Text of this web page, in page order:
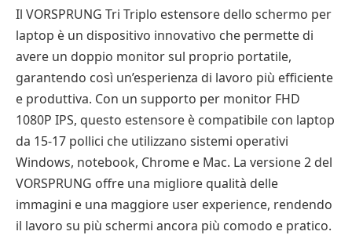
Il VORSPRUNG Tri Triplo estensore dello schermo per
laptop è un dispositivo innovativo che permette di
avere un doppio monitor sul proprio portatile,
garantendo così un’esperienza di lavoro più efficiente
e produttiva. Con un supporto per monitor FHD
1080P IPS, questo estensore è compatibile con laptop
da 15-17 pollici che utilizzano sistemi operativi
Windows, notebook, Chrome e Mac. La versione 2 del
VORSPRUNG offre una migliore qualità delle
immagini e una maggiore user experience, rendendo
il lavoro su più schermi ancora più comodo e pratico.